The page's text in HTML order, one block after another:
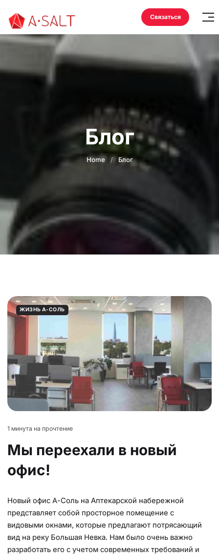
Связаться
Блог
Home / Блог
ЖИЗНЬ А-СОЛЬ
1 минута на прочтение
Мы переехали в новый
офис!
Новый офис А-Соль на Аптекарской набережной
представляет собой просторное помещение с
видовыми окнами, которые предлагают потрясающий
вид на реку Большая Невка. Нам было очень важно
разработать его с учетом современных требований и